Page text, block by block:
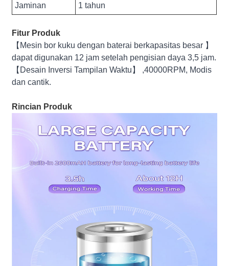
Jaminan 1 tahun
Fitur Produk
【Mesin bor kuku dengan baterai berkapasitas besar 】
dapat digunakan 12 jam setelah pengisian daya 3,5 jam.
【Desain Inversi Tampilan Waktu】 ,40000RPM, Modis
dan cantik.
Rincian Produk